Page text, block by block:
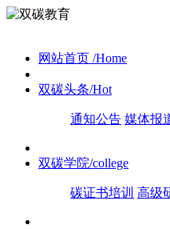
网站首页 /Home
双碳头条/Hot
通知公告 媒体报
双碳学院/college
碳证书培训 高级